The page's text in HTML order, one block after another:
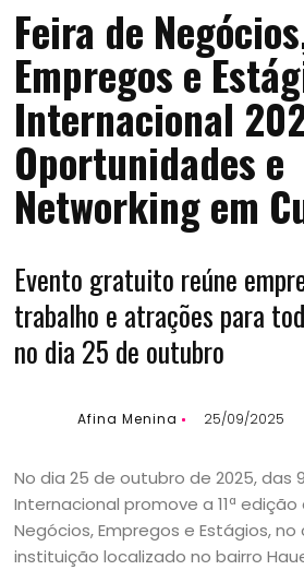
Feira de
Empregos e
Internacional
Oportunidades e
Networking em
Evento gratuito reúne
trabalho e atrações para
no dia 25 de outubro
Afina Menina 25/09/2025
No dia 25 de outubro de 2025, das
Internacional promove a 11ª edição
Negócios, Empregos e Estágios,
instituição localizado no bairro